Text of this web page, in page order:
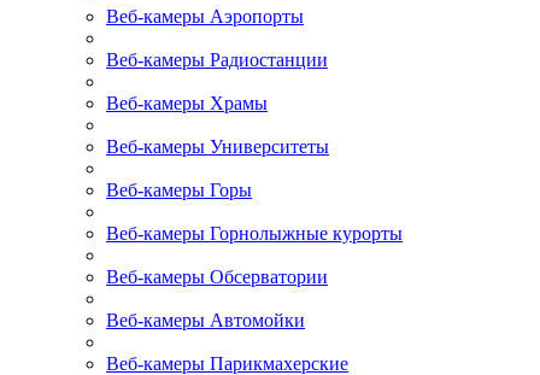
Веб-камеры Аэропорты
Веб-камеры Радиостанции
Веб-камеры Храмы
Веб-камеры Университеты
Веб-камеры Горы
Веб-камеры Горнолыжные курорты
Веб-камеры Обсерватории
Веб-камеры Автомойки
Веб-камеры Парикмахерские